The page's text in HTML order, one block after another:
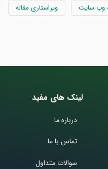
وب سایت
ویراستاری مقاله
لینک های مفید
درباره ما
تماس با ما
سوالات متداول